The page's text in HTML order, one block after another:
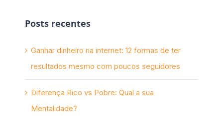
Posts recentes
Ganhar dinheiro na internet: 12 formas de ter
resultados mesmo com poucos seguidores
Diferença Rico vs Pobre: Qual a sua
Mentalidade?